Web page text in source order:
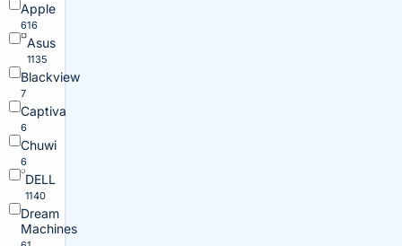
Apple
616
Asus
1135
Blackview
7
Captiva
6
Chuwi
6
DELL
1140
Dream
Machines